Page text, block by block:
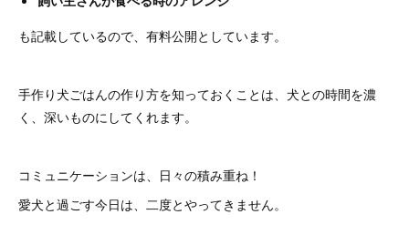
も記載しているので、有料公開としています。
手作り犬ごはんの作り方を知っておくことは、犬との時間を濃
く、深いものにしてくれます。
コミュニケーションは、日々の積み重ね！
愛犬と過ごす今日は、二度とやってきません。